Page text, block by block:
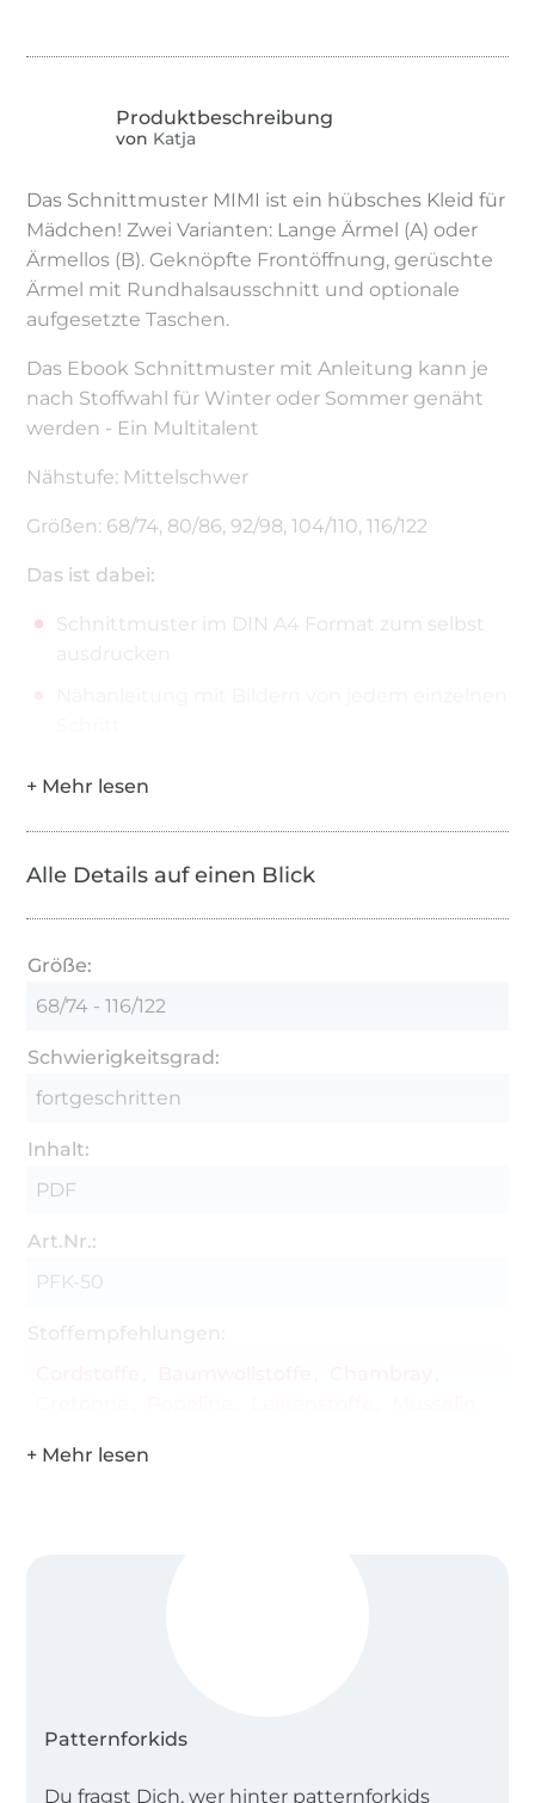
von Katja
Das Schnittmuster MIMI ist ein hübsches Kleid für
Mädchen! Zwei Varianten: Lange Ärmel (A) oder
Ärmellos (B). Geknöpfte Frontöffnung, gerüschte
Ärmel mit Rundhalsausschnitt und optionale
aufgesetzte Taschen.
Das Ebook Schnittmuster mit Anleitung kann je
nach Stoffwahl für Winter oder Sommer genäht
werden - Ein Multitalent
Nähstufe: Mittelschwer
Größen: 68/74, 80/86, 92/98, 104/110, 116/122
Das ist dabei:
Schnittmuster im DIN A4 Format zum selbst
ausdrucken
Alle Details auf einen Blick
Größe:
68/74 - 116/122
Schwierigkeitsgrad:
fortgeschritten
Inhalt:
PDF
Art.Nr.:
PFK-50
Stoffempfehlungen:
Patternforkids
Du fragst Dich, wer hinter patternforkids